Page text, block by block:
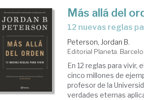
Más allá del
12 nuevas reglas
Peterson, Jordan B.
Editorial Planeta.
En 12 reglas para vivir,
cinco millones de
profesor de la
verdades eternas